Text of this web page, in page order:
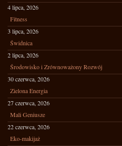
4 lipca, 2026
Fitness
3 lipca, 2026
Świdnica
2 lipca, 2026
Środowisko i Zrównoważony Rozwój
30 czerwca, 2026
Zielona Energia
27 czerwca, 2026
Mali Geniusze
22 czerwca, 2026
Eko-makijaż